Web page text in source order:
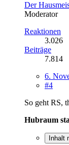
Der
Moderator
Reaktionen
3.026
Beiträge
7.814
6.
#4
So geht RS,
Hubraum
Inhalt